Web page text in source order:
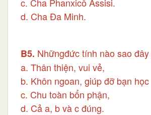
d. Cha Đa Minh.
B5. Nhữngđức tính nào sao
a. Thân thiện, vui vẻ,
b. Khôn ngoan, giúp đỡ bạn học
c. Chu toàn bổn phận,
d. Cả a, b và c đúng.